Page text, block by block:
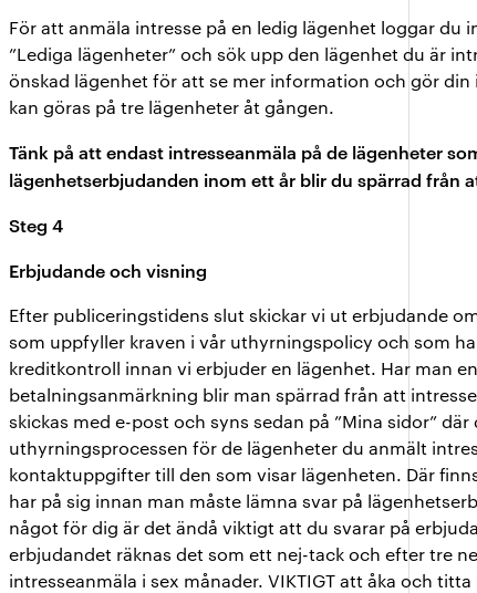
För att anmäla intresse på en ledig lägenhet loggar du
”Lediga lägenheter” och sök upp den lägenhet du är
önskad lägenhet för att se mer information och gör
kan göras på tre lägenheter åt gången.
Tänk på att endast intresseanmäla på de lägenheter
lägenhetserbjudanden inom ett år blir du spärrad från
Steg 4
Erbjudande och visning
Efter publiceringstidens slut skickar vi ut erbjudande
som uppfyller kraven i vår uthyrningspolicy och som
kreditkontroll innan vi erbjuder en lägenhet. Har man
betalningsanmärkning blir man spärrad från att
skickas med e-post och syns sedan på ”Mina sidor”
uthyrningsprocessen för de lägenheter du anmält
kontaktuppgifter till den som visar lägenheten. Där
har på sig innan man måste lämna svar på
något för dig är det ändå viktigt att du svarar på
erbjudandet räknas det som ett nej-tack och efter tre
intresseanmäla i sex månader. VIKTIGT att åka och